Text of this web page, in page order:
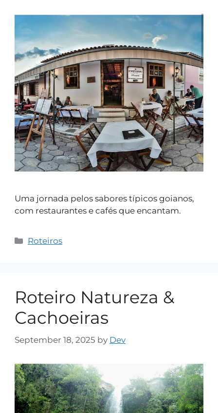
Uma jornada pelos sabores típicos goianos,
com restaurantes e cafés que encantam.
Roteiros
Roteiro Natureza &
Cachoeiras
September 18, 2025 by Dev